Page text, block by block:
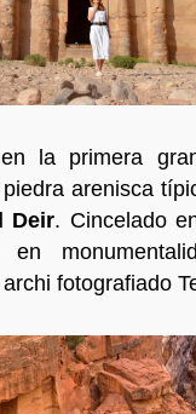
la primera
arenisca
Deir. Cincelado
en
fotografiado